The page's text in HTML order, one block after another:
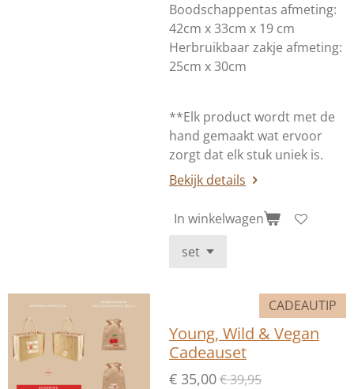
Boodschappentas afmeting:
42cm x 33cm x 19 cm
Herbruikbaar zakje afmeting:
25cm x 30cm
**Elk product wordt met de
hand gemaakt wat ervoor
zorgt dat elk stuk uniek is.
Bekijk details
In winkelwagen
CADEAUTIP
Young, Wild & Vegan
Cadeauset
€ 35,00€ 39,95